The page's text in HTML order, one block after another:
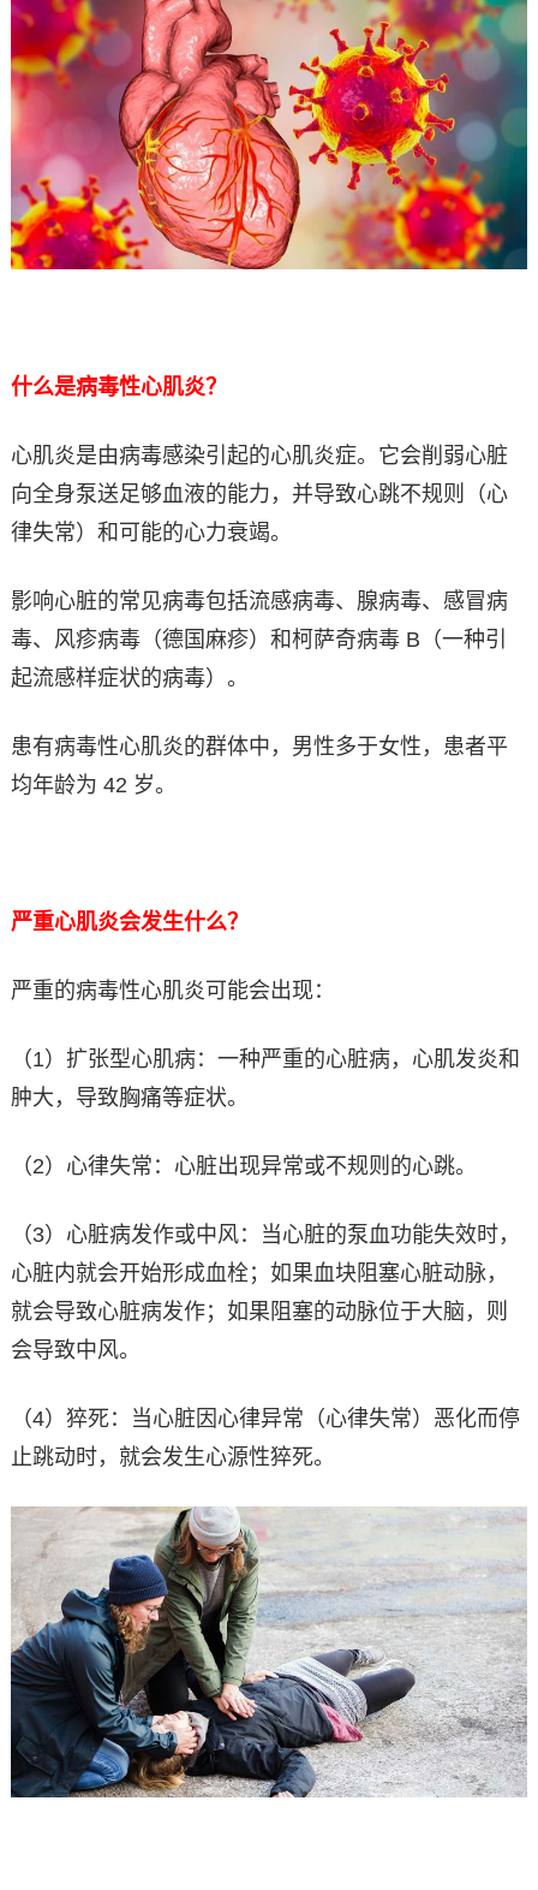
什么是病毒性心肌炎？
心肌炎是由病毒感染引起的心肌炎症。它会削弱心脏
向全身泵送足够血液的能力，并导致心跳不规则（心
律失常）和可能的心力衰竭。
影响心脏的常见病毒包括流感病毒、腺病毒、感冒病
毒、风疹病毒（德国麻疹）和柯萨奇病毒 B（一种引
起流感样症状的病毒）。
患有病毒性心肌炎的群体中，男性多于女性，患者平
均年龄为 42 岁。
严重心肌炎会发生什么？
严重的病毒性心肌炎可能会出现：
（1）扩张型心肌病：一种严重的心脏病，心肌发炎和
肿大，导致胸痛等症状。
（2）心律失常：心脏出现异常或不规则的心跳。
（3）心脏病发作或中风：当心脏的泵血功能失效时，
心脏内就会开始形成血栓；如果血块阻塞心脏动脉，
就会导致心脏病发作；如果阻塞的动脉位于大脑，则
会导致中风。
（4）猝死：当心脏因心律异常（心律失常）恶化而停
止跳动时，就会发生心源性猝死。